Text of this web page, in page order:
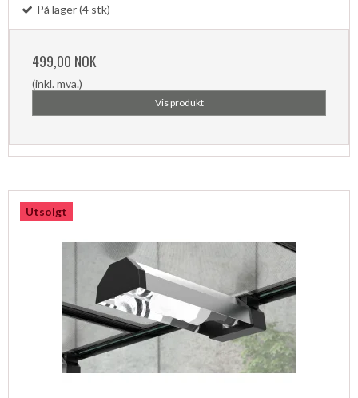
På lager (4 stk)
499,00 NOK
(inkl. mva.)
Vis produkt
Utsolgt